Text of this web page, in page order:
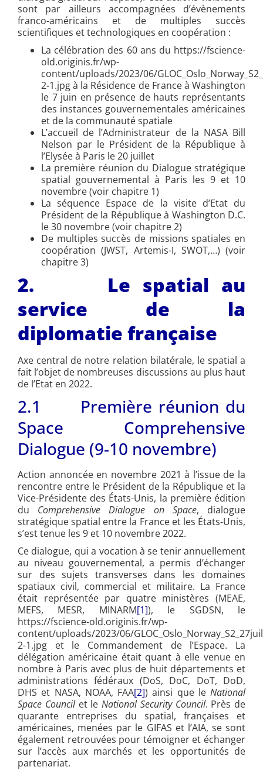
sont par ailleurs accompagnées d’évènements
franco-américains et de multiples succès
scientifiques et technologiques en coopération :
La célébration des 60 ans du https://fscience-
old.originis.fr/wp-
content/uploads/2023/06/
2-1.jpg à la Résidence de France à Washington
le 7 juin en présence de hauts représentants
des instances gouvernementales américaines
et de la communauté spatiale
L’accueil de l’Administrateur de la NASA Bill
Nelson par le Président de la République à
l’Elysée à Paris le 20 juillet
La première réunion du Dialogue stratégique
spatial gouvernemental à Paris les 9 et 10
novembre (voir chapitre 1)
La séquence Espace de la visite d’Etat du
Président de la République à Washington D.C.
le 30 novembre (voir chapitre 2)
De multiples succès de missions spatiales en
coopération (JWST, Artemis-I, SWOT,…) (voir
chapitre 3)
2. Le spatial au
service de la
diplomatie française
Axe central de notre relation bilatérale, le spatial a
fait l’objet de nombreuses discussions au plus haut
de l’Etat en 2022.
2.1 Première réunion du
Space Comprehensive
Dialogue (9-10 novembre)
Action annoncée en novembre 2021 à l’issue de la
rencontre entre le Président de la République et la
Vice-Présidente des États-Unis, la première édition
du Comprehensive Dialogue on Space, dialogue
stratégique spatial entre la France et les États-Unis,
s’est tenue les 9 et 10 novembre 2022.
Ce dialogue, qui a vocation à se tenir annuellement
au niveau gouvernemental, a permis d’échanger
sur des sujets transverses dans les domaines
spatiaux civil, commercial et militaire. La France
était représentée par quatre ministères (MEAE,
MEFS, MESR, MINARM[1]), le SGDSN, le
https://fscience-old.originis.fr/wp-
content/uploads/2023/06/
2-1.jpg et le Commandement de l’Espace. La
délégation américaine était quant à elle venue en
nombre à Paris avec plus de huit départements et
administrations fédéraux (DoS, DoC, DoT, DoD,
DHS et NASA, NOAA, FAA[2]) ainsi que leNational
Space Council et le National Security Council. Près de
quarante entreprises du spatial, françaises et
américaines, menées par le GIFAS et l’AIA, se sont
également retrouvées pour témoigner et échanger
sur l’accès aux marchés et les opportunités de
partenariat.